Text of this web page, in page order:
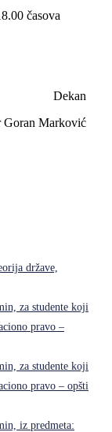
časova
Dekan
Goran Marković
države,
za studente koji
pravo –
za studente koji
pravo – opšti
iz predmeta: